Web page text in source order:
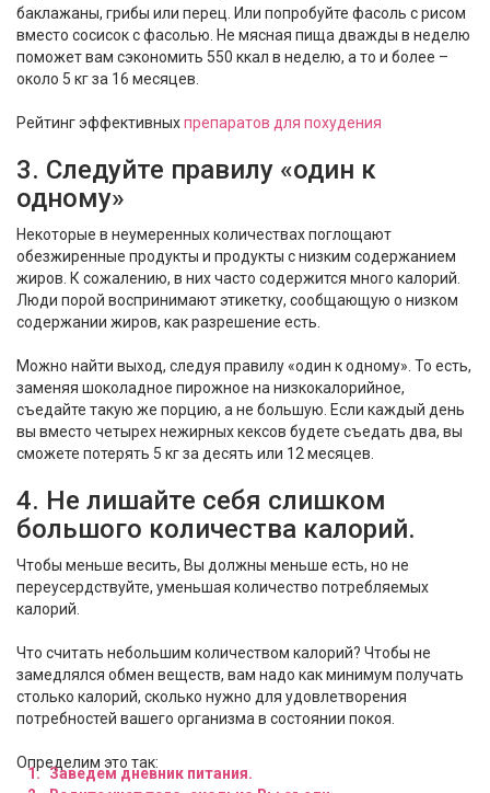
баклажаны, грибы или перец. Или попробуйте фасоль с рисом
вместо сосисок с фасолью. Не мясная пища дважды в неделю
поможет вам сэкономить 550 ккал в неделю, а то и более –
около 5 кг за 16 месяцев.
Рейтинг эффективныхпрепаратов для похудения
3. Следуйте правилу «один к
одному»
Некоторые в неумеренных количествах поглощают
обезжиренные продукты и продукты с низким содержанием
жиров. К сожалению, в них часто содержится много калорий.
Люди порой воспринимают этикетку, сообщающую о низком
содержании жиров, как разрешение есть.
Можно найти выход, следуя правилу «один к одному». То есть,
заменяя шоколадное пирожное на низкокалорийное,
съедайте такую же порцию, а не большую. Если каждый день
вы вместо четырех нежирных кексов будете съедать два, вы
сможете потерять 5 кг за десять или 12 месяцев.
4. Не лишайте себя слишком
большого количества калорий.
Чтобы меньше весить, Вы должны меньше есть, но не
переусердствуйте, уменьшая количество потребляемых
калорий.
Что считать небольшим количеством калорий? Чтобы не
замедлялся обмен веществ, вам надо как минимум получать
столько калорий, сколько нужно для удовлетворения
потребностей вашего организма в состоянии покоя.
Определим это так:
Заведем дневник питания.